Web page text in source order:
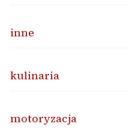
inne
kulinaria
motoryzacja